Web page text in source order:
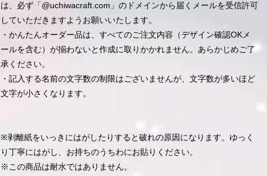
は、必ず「@uchiwacraft.com」のドメインから届くメールを受信許可
していただきますようお願いいたします。
・かんたんオーダー品は、すべてのご注文内容（デザイン確認OKメ
ールを含む）が揃わないと作成に取りかかれません。あらかじめご了
承ください。
・記入する名前の文字数の制限はございませんが、文字数が多いほど
文字が小さくなります。
※剥離紙をいっきにはがしたりすると破れの原因になります。ゆっく
り丁寧にはがし、お持ちのうちわにお貼りください。
※この商品は耐水ではありません。